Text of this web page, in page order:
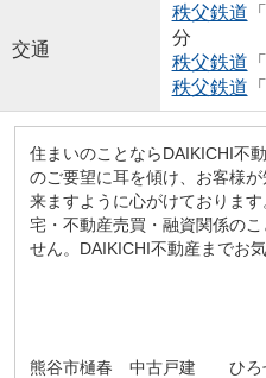
交通
秩父鉄道 「
分
秩父鉄道 「
秩父鉄道 「
住まいのことならDAIKICHI不
のご要望に耳を傾け、お客様
来ますように心がけておりま
宅・不動産売買・融資関係の
せん。DAIKICHI不動産までお
熊谷市樋春 中古戸建 ひ